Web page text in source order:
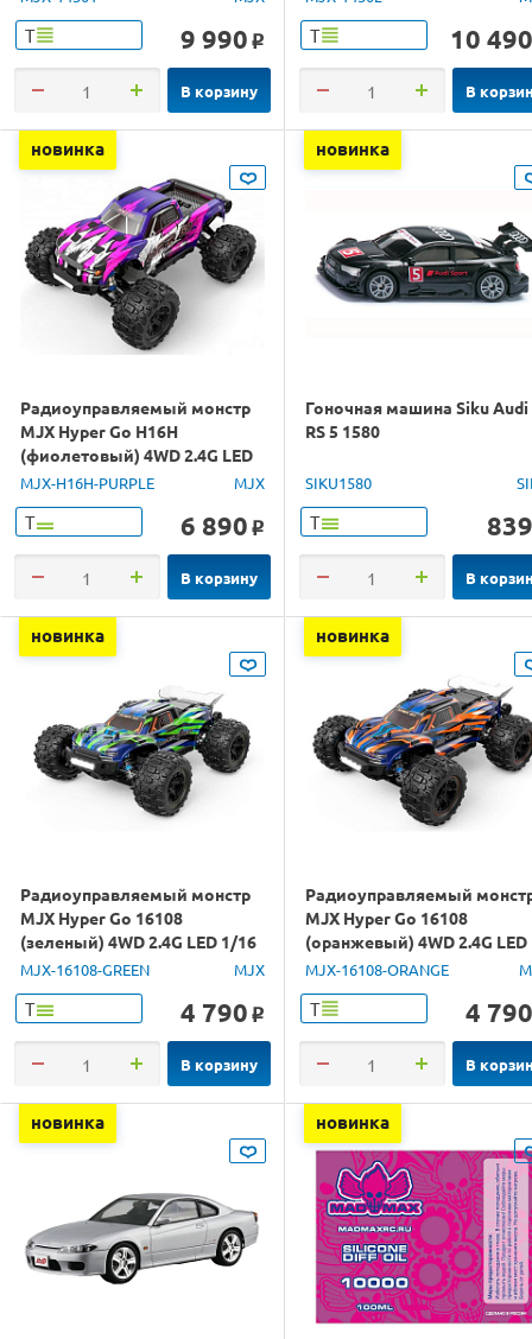
Т 9 990 o
В корзину
Т 10 490
В
новинка
Радиоуправляемый монстр
MJX Hyper Go H16H
(фиолетовый) 4WD 2.4G LED
GPS 1/16 RTR
MJX-H16H-PURPLE MJX
Т 6 890 o
В корзину
новинка
Гоночная машина Siku Audi
RS 5 1580
SIKU1580
Т 839
В
новинка
Радиоуправляемый монстр
MJX Hyper Go 16108
(зеленый) 4WD 2.4G LED 1/16
RTR
MJX-16108-GREEN MJX
Т 4 790 o
В корзину
новинка
Радиоуправляемый
MJX Hyper Go 16108
(оранжевый) 4WD 2.4G LED
1/16 RTR
MJX-16108-ORANGE
Т 4 790
В
новинка новинка